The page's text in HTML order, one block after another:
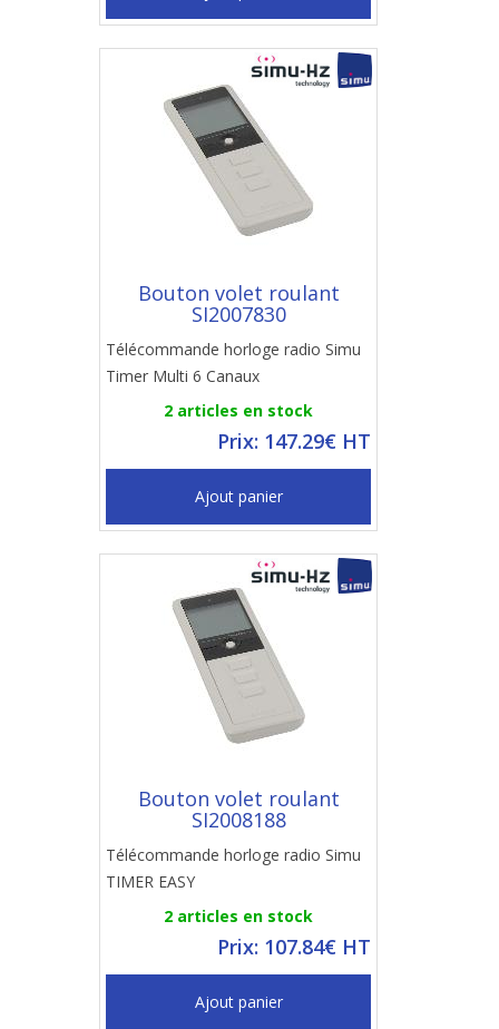
Bouton volet roulant
SI2007830
Télécommande horloge radio Simu
Timer Multi 6 Canaux
2 articles en stock
Prix: 147.29€ HT
Ajout panier
Bouton volet roulant
SI2008188
Télécommande horloge radio Simu
TIMER EASY
2 articles en stock
Prix: 107.84€ HT
Ajout panier